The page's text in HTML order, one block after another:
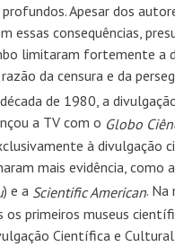
Apesar dos
essas consequências,
limitaram fortemente a
da censura e da
de 1980, a
a TV com o Globo
à divulgação
mais evidência, como a
) e a Scientific American. Na
os primeiros museus
Científica e